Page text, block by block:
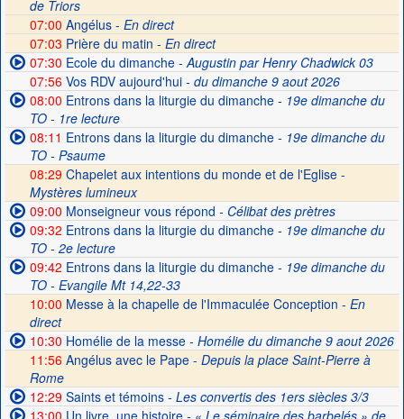
de Triors
07:00 Angélus - En direct
07:03 Prière du matin - En direct
07:30 Ecole du dimanche- Augustin par Henry Chadwick 03
07:56Vos RDV aujourd'hui- du dimanche 9 aout 2026
08:00 Entrons dans la liturgie du dimanche- 19e dimanche du
TO - 1re lecture
08:11 Entrons dans la liturgie du dimanche- 19e dimanche du
TO - Psaume
08:29 Chapelet aux intentions du monde et de l'Eglise -
Mystères lumineux
09:00 Monseigneur vous répond - Célibat des prètres
09:32 Entrons dans la liturgie du dimanche- 19e dimanche du
TO - 2e lecture
09:42 Entrons dans la liturgie du dimanche- 19e dimanche du
TO - Evangile Mt 14,22-33
10:00 Messe à la chapelle de l'Immaculée Conception - En
direct
10:30 Homélie de la messe- Homélie du dimanche 9 aout 2026
11:56 Angélus avec le Pape - Depuis la place Saint-Pierre à
Rome
12:29Saints et témoins- Les convertis des 1ers siècles 3/3
13:00 Un livre, une histoire- « Le séminaire des barbelés » de